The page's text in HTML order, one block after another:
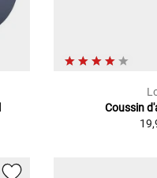
Coussin